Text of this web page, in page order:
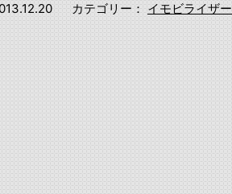
カテゴリー： イモビライザー